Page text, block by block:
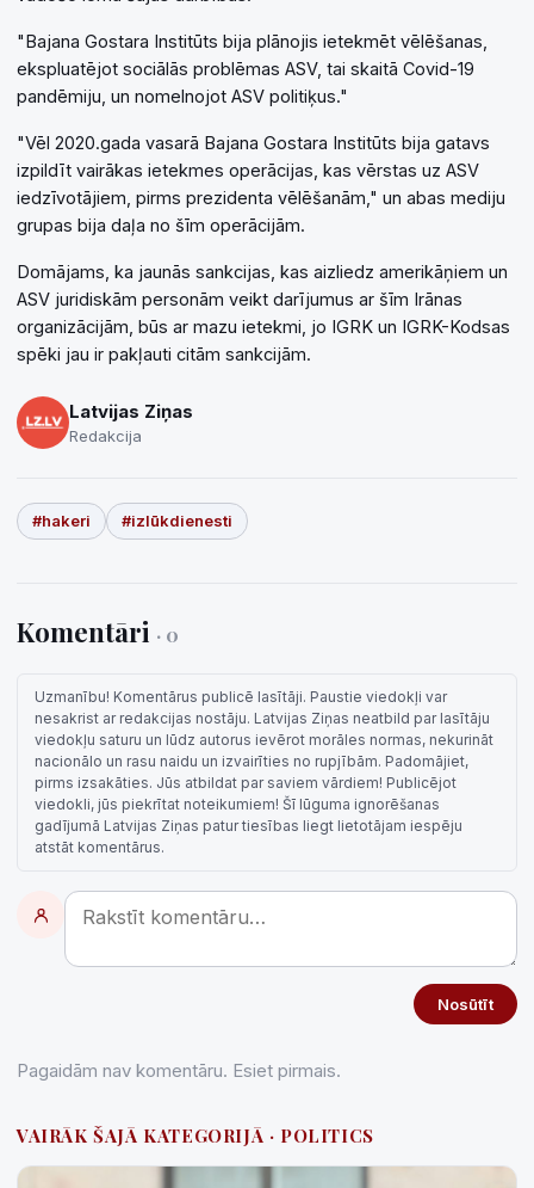
"Bajana Gostara Institūts bija plānojis ietekmēt vēlēšanas,
ekspluatējot sociālās problēmas ASV, tai skaitā Covid-19
pandēmiju, un nomelnojot ASV politiķus."
"Vēl 2020.gada vasarā Bajana Gostara Institūts bija gatavs
izpildīt vairākas ietekmes operācijas, kas vērstas uz ASV
iedzīvotājiem, pirms prezidenta vēlēšanām," un abas mediju
grupas bija daļa no šīm operācijām.
Domājams, ka jaunās sankcijas, kas aizliedz amerikāņiem un
ASV juridiskām personām veikt darījumus ar šīm Irānas
organizācijām, būs ar mazu ietekmi, jo IGRK un IGRK-Kodsas
spēki jau ir pakļauti citām sankcijām.
Latvijas Ziņas
Redakcija
#hakeri #izlūkdienesti
Komentāri · 0
Uzmanību! Komentārus publicē lasītāji. Paustie viedokļi var
nesakrist ar redakcijas nostāju. Latvijas Ziņas neatbild par lasītāju
viedokļu saturu un lūdz autorus ievērot morāles normas, nekurināt
nacionālo un rasu naidu un izvairīties no rupjībām. Padomājiet,
pirms izsakāties. Jūs atbildat par saviem vārdiem! Publicējot
viedokli, jūs piekrītat noteikumiem! Šī lūguma ignorēšanas
gadījumā Latvijas Ziņas patur tiesības liegt lietotājam iespēju
atstāt komentārus.
Nosūtīt
Pagaidām nav komentāru. Esiet pirmais.
VAIRĀK ŠAJĀ KATEGORIJĀ · POLITICS